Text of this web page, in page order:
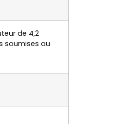
de 4,2
soumises au